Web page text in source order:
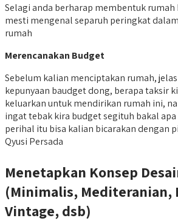
Selagi anda berharap membentuk rumah
mesti mengenal separuh peringkat
rumah
Merencanakan Budget
Sebelum kalian menciptakan rumah,
kepunyaan baudget dong, berapa taksir
keluarkan untuk mendirikan rumah ini,
ingat tebak kira budget segituh bakal apa
perihal itu bisa kalian bicarakan dengan
Qyusi Persada
Menetapkan Konsep
(Minimalis, Mediteranian,
Vintage, dsb)